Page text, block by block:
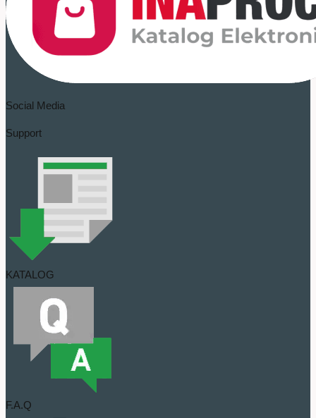
Social Media
Support
KATALOG
F.A.Q